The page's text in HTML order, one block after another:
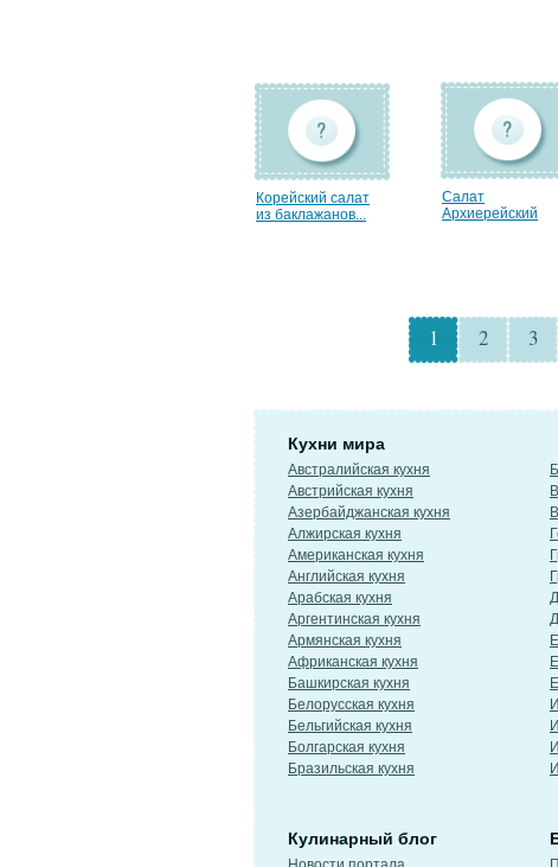
Корейский салат
из баклажанов...
Салат
Архиерейский
1 2 3
Кухни мира
Австралийская кухня
Австрийская кухня
Азербайджанская кухня
Алжирская кухня
Американская кухня
Английская кухня
Арабская кухня
Аргентинская кухня
Армянская кухня
Африканская кухня
Башкирская кухня
Белорусская кухня
Бельгийская кухня
Болгарская кухня
Бразильская кухня
Кулинарный блог